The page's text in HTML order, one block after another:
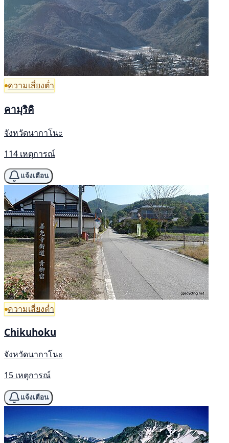
ความเสี่ยงต่ำ
คามุริคิ
จังหวัดนากาโนะ
114 เหตุการณ์
แจ้งเตือน
ความเสี่ยงต่ำ
Chikuhoku
จังหวัดนากาโนะ
15 เหตุการณ์
แจ้งเตือน